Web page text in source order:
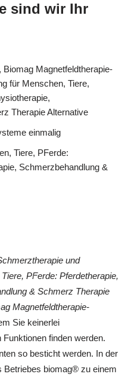
sind wir Ihr
Magnetfeldtherapie-
für Menschen, Tiere,
Therapie Alternative
einmalig
Tiere, PFerde:
Schmerzbehandlung &
und
PFerde: Pferdetherapie,
& Schmerz Therapie
Magnetfeldtherapie-
Sie keinerlei
finden werden.
so besticht werden. In der
Betriebes biomag® zu einem